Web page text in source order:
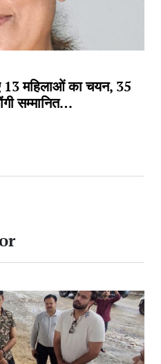
13 महिलाओं का चयन, 35
सम्मानित…